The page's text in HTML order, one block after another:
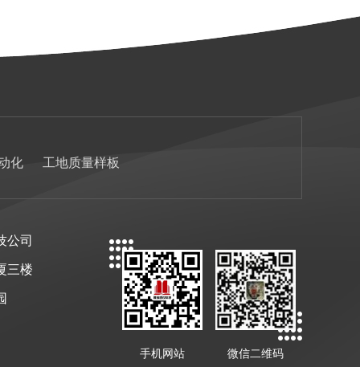
化 工地质量样板
公司
三楼
手机网站 微信二维码